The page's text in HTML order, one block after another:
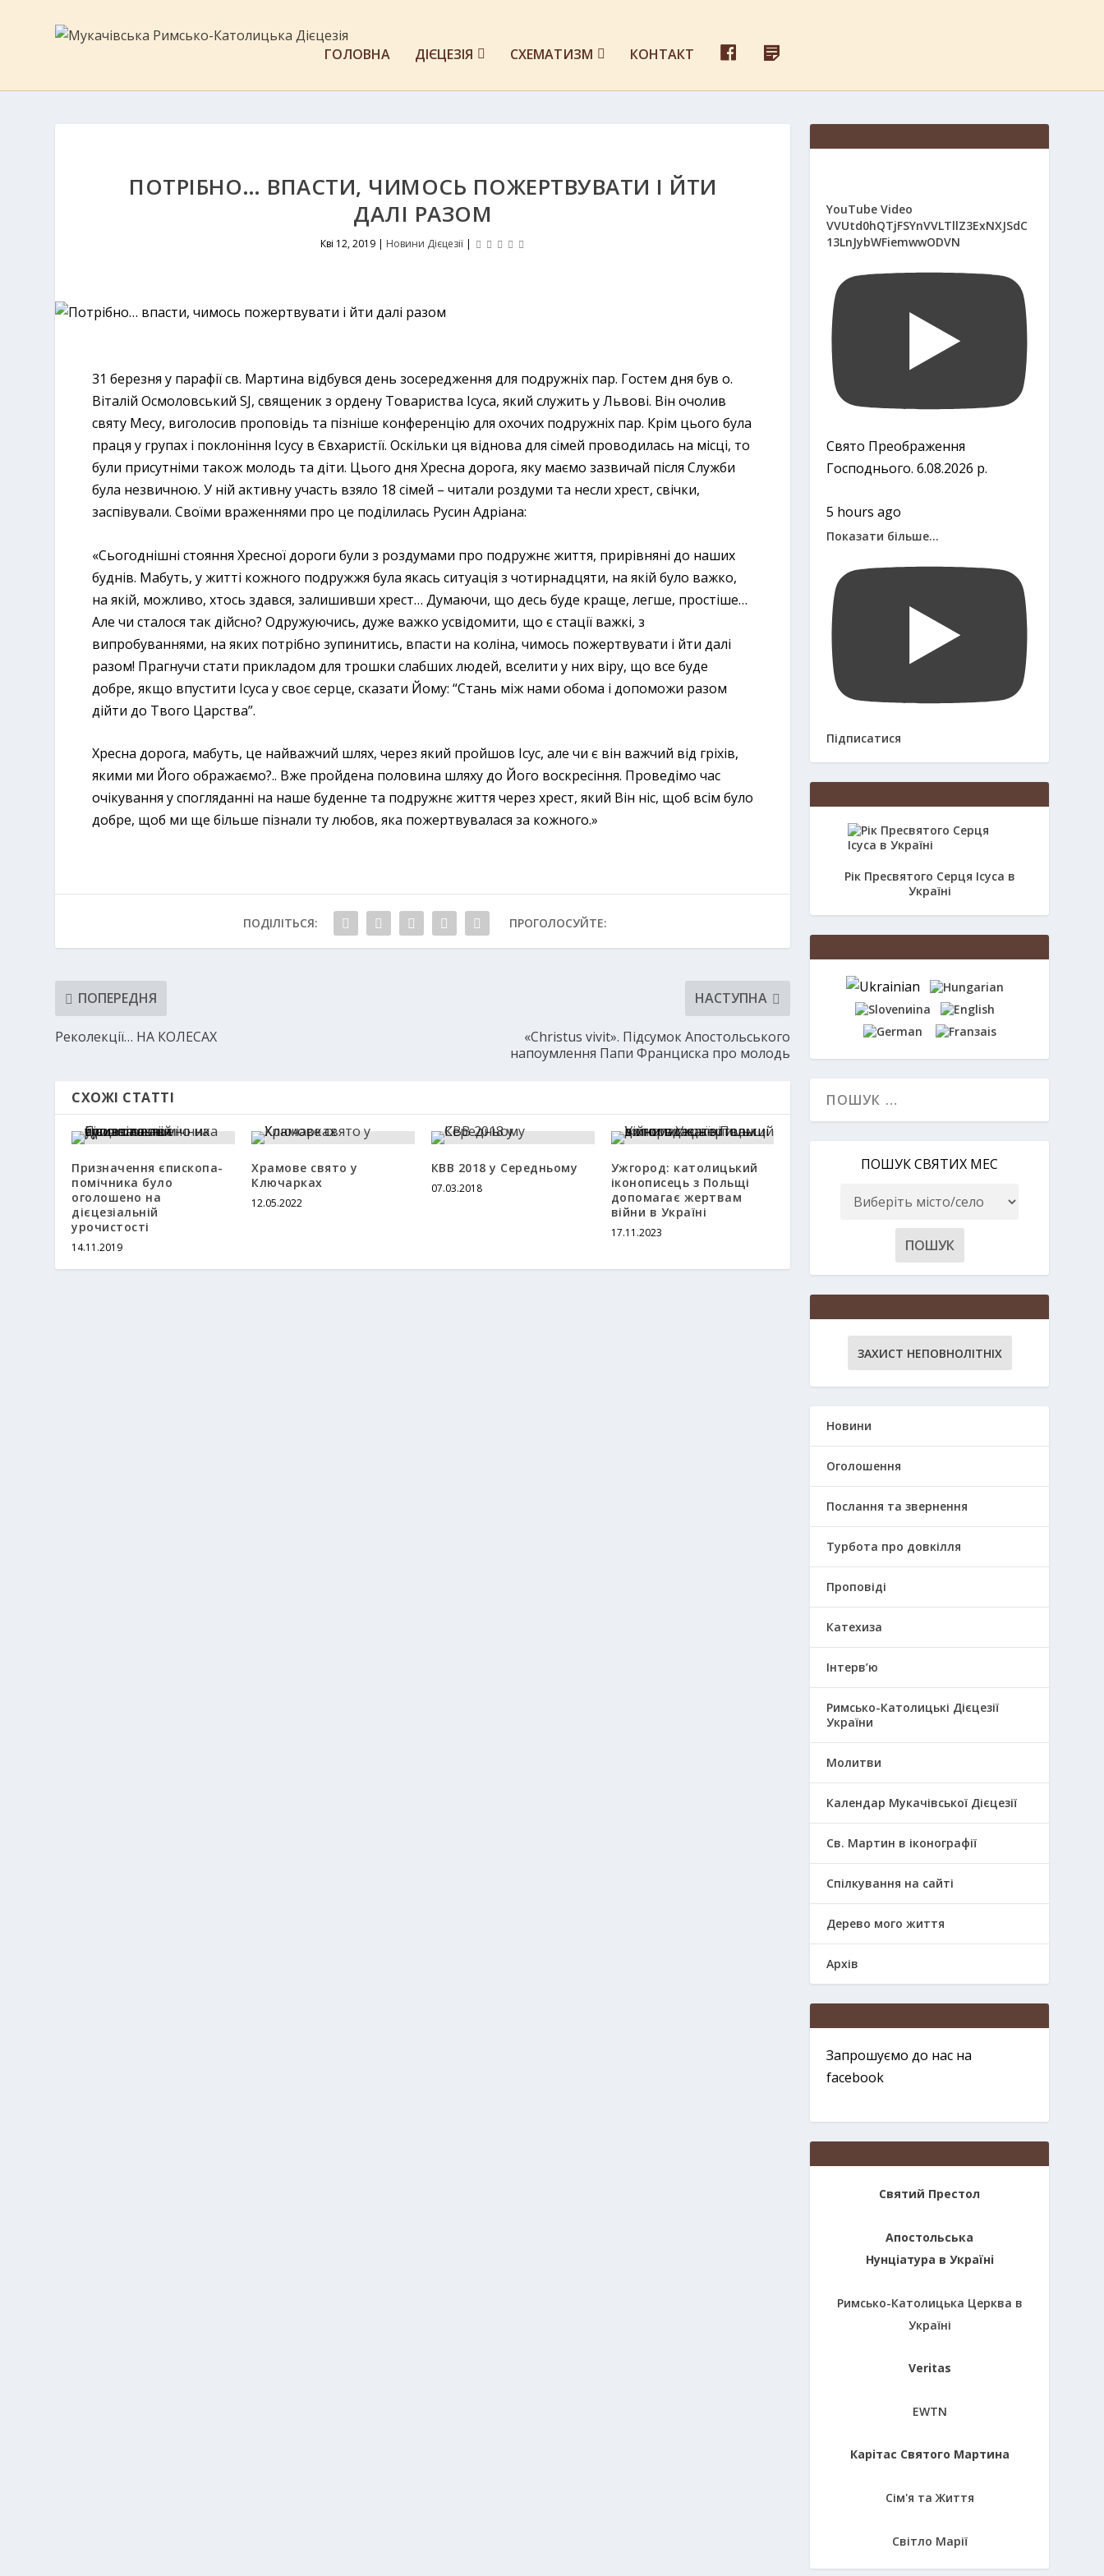
ГОЛОВНА ДІЄЦЕЗІЯ СХЕМАТИЗМ КОНТАКТ
E
Д
С
ПОТРІБНО… ВПАСТИ, ЧИМОСЬ ПОЖЕРТВУВАТИ І ЙТИ
ДАЛІ РАЗОМ
Кві 12, 2019 | Новини Дієцезії |
31 березня у парафії св. Мартина відбувся день зосередження для подружніх пар. Гостем дня був о.
Віталій Осмоловський SJ, священик з ордену Товариства Ісуса, який служить у Львові. Він очолив
святу Месу, виголосив проповідь та пізніше конференцію для охочих подружніх пар. Крім цього була
праця у групах і поклоніння Ісусу в Євхаристії. Оскільки ця віднова для сімей проводилась на місці, то
були присутніми також молодь та діти. Цього дня Хресна дорога, яку маємо зазвичай після Служби
була незвичною. У ній активну участь взяло 18 сімей – читали роздуми та несли хрест, свічки,
заспівували. Своїми враженнями про це поділилась Русин Адріана:
«Сьогоднішні стояння Хресної дороги були з роздумами про подружнє життя, прирівняні до наших
буднів. Мабуть, у житті кожного подружжя була якась ситуація з чотирнадцяти, на якій було важко,
на якій, можливо, хтось здався, залишивши хрест… Думаючи, що десь буде краще, легше, простіше…
Але чи сталося так дійсно? Одружуючись, дуже важко усвідомити, що є стації важкі, з
випробуваннями, на яких потрібно зупинитись, впасти на коліна, чимось пожертвувати і йти далі
разом! Прагнучи стати прикладом для трошки слабших людей, вселити у них віру, що все буде
добре, якщо впустити Ісуса у своє серце, сказати Йому: “Стань між нами обома і допоможи разом
дійти до Твого Царства”.
Хресна дорога, мабуть, це найважчий шлях, через який пройшов Ісус, але чи є він важчий від гріхів,
якими ми Його ображаємо?.. Вже пройдена половина шляху до Його воскресіння. Проведімо час
очікування у спогляданні на наше буденне та подружнє життя через хрест, який Він ніс, щоб всім було
добре, щоб ми ще більше пізнали ту любов, яка пожертвувалася за кожного.»
ПОДІЛІТЬСЯ: ПРОГОЛОСУЙТЕ:
ПОПЕРЕДНЯ
Реколекції… НА КОЛЕСАХ
НАСТУПНА
«Christus vivit». Підсумок Апостольського
напоумлення Папи Франциска про молодь
СХОЖІ СТАТТІ
Призначення єпископа-
помічника було
оголошено на
дієцезіальній
урочистості
14.11.2019
Храмове свято у
Ключарках
12.05.2022
КВВ 2018 у Середньому
07.03.2018
Ужгород: католицький
іконописець з Польщі
допомагає жертвам
війни в Україні
17.11.2023
YouTube Video
VVUtd0hQTjFSYnVVLTllZ3ExNXJSdC
13LnJybWFiemwwODVN
Свято Преображення
Господнього. 6.08.2026 р.
5 hours ago
Показати більше...
Підписатися
Рік Пресвятого Серця Ісуса в
Україні
ПОШУК СВЯТИХ МЕС
ЗАХИСТ НЕПОВНОЛІТНІХ
Новини
Оголошення
Послання та звернення
Турбота про довкілля
Проповіді
Катехиза
Інтерв’ю
Римсько-Католицькі Дієцезії
України
Молитви
Календар Мукачівської Дієцезії
Св. Мартин в іконографії
Спілкування на сайті
Дерево мого життя
Архів
Запрошуємо до нас на
facebook
Святий Престол
Апостольська
Нунціатура в Україні
Римсько-Католицька Церква в
Україні
Veritas
EWTN
Карітас Святого Мартина
Сім'я та Життя
Світло Марії